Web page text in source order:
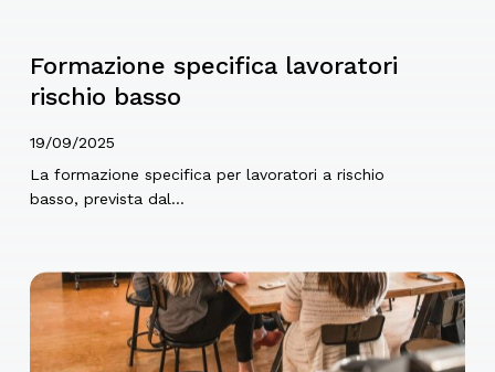
Formazione specifica lavoratori
rischio basso
19/09/2025
La formazione specifica per lavoratori a rischio
basso, prevista dal…